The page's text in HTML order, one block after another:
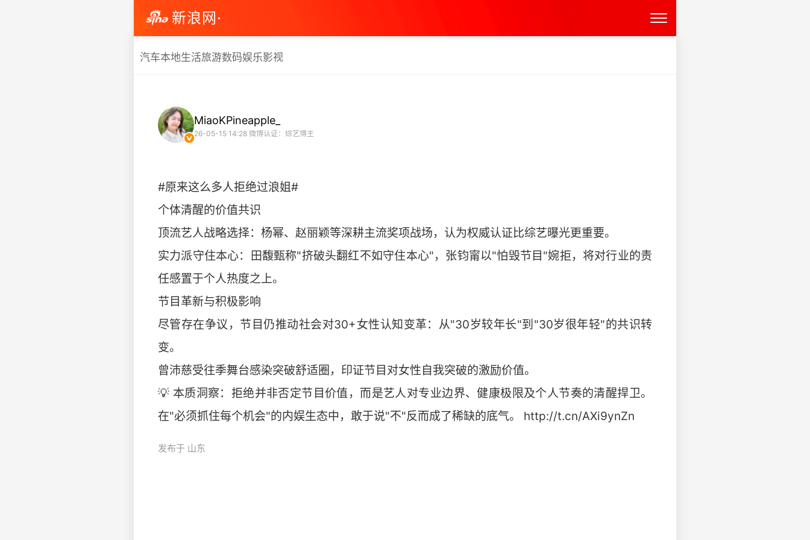
新浪网·
汽车本地生活旅游数码娱乐影视
MiaoKPineapple_
26-05-15 14:28 微博认证：综艺博主
#原来这么多人拒绝过浪姐#
个体清醒的价值共识
顶流艺人战略选择：杨幂、赵丽颖等深耕主流奖项战场，认为权威认证比综艺曝光更重要。
实力派守住本心：田馥甄称"挤破头翻红不如守住本心"，张钧甯以"怕毁节目"婉拒，将对行业的责
任感置于个人热度之上。
节目革新与积极影响
尽管存在争议，节目仍推动社会对30+女性认知变革：从"30岁较年长"到"30岁很年轻"的共识转
变。
曾沛慈受往季舞台感染突破舒适圈，印证节目对女性自我突破的激励价值。
💡 本质洞察：拒绝并非否定节目价值，而是艺人对专业边界、健康极限及个人节奏的清醒捍卫。
在"必须抓住每个机会"的内娱生态中，敢于说"不"反而成了稀缺的底气。 http://t.cn/AXi9ynZn
发布于 山东